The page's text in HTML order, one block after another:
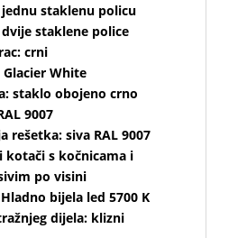
jednu staklenu policu
staklene police
crni
Glacier White
staklo obojeno crno
9007
rešetka: siva RAL 9007
kotači s kočnicama i
po visini
bijela led 5700 K
dijela: klizni